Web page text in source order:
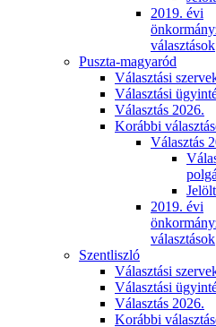
2019. évi
választások
Puszta-magyaród
Választási
Választási
Választás 2026.
Korábbi
Választás
2019. évi
választások
Szentliszló
Választási
Választási
Választás 2026.
Korábbi